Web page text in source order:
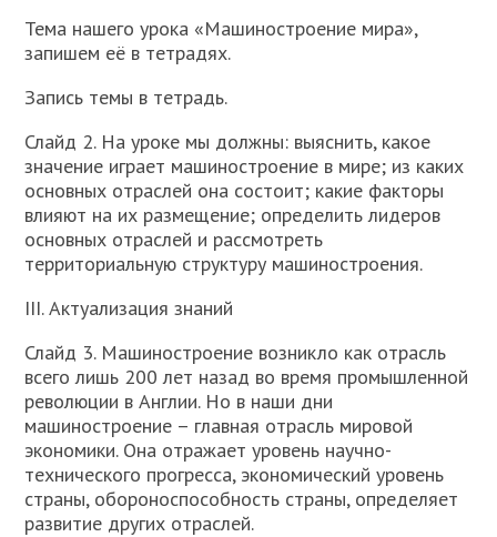
Тема нашего урока «Машиностроение мира»,
запишем её в тетрадях.
Запись темы в тетрадь.
Слайд 2. На уроке мы должны: выяснить, какое
значение играет машиностроение в мире; из каких
основных отраслей она состоит; какие факторы
влияют на их размещение; определить лидеров
основных отраслей и рассмотреть
территориальную структуру машиностроения.
III. Актуализация знаний
Слайд 3. Машиностроение возникло как отрасль
всего лишь 200 лет назад во время промышленной
революции в Англии. Но в наши дни
машиностроение – главная отрасль мировой
экономики. Она отражает уровень научно-
технического прогресса, экономический уровень
страны, обороноспособность страны, определяет
развитие других отраслей.